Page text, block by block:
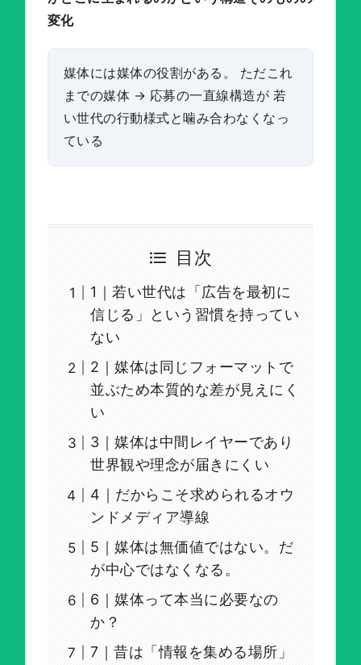
変化
媒体には媒体の役割がある。 ただこれ
までの媒体 → 応募の一直線構造が 若
い世代の行動様式と噛み合わなくなっ
ている
目次
1｜若い世代は「広告を最初に
信じる」という習慣を持ってい
ない
2｜媒体は同じフォーマットで
並ぶため本質的な差が見えにく
い
3｜媒体は中間レイヤーであり
世界観や理念が届きにくい
4｜だからこそ求められるオウ
ンドメディア導線
5｜媒体は無価値ではない。だ
が中心ではなくなる。
6｜媒体って本当に必要なの
か？
7｜昔は「情報を集める場所」